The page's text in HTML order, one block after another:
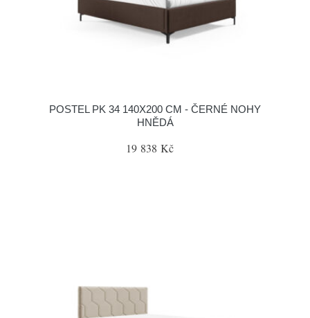
POSTEL PK 34 140X200 CM - ČERNÉ NOHY
HNĚDÁ
19 838 Kč